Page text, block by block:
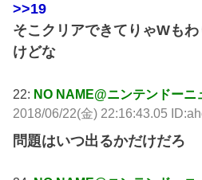
>>19
そこクリアできてりゃWも
けどな
22: NO NAME@ニンテンドーニ
2018/06/22(金) 22:16:43.05
問題はいつ出るかだけだろ